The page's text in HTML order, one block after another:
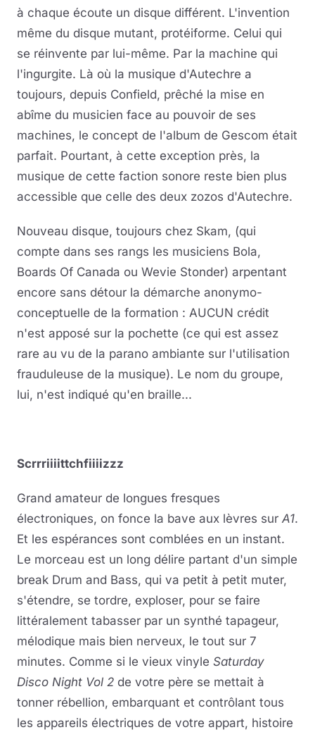
à chaque écoute un disque différent. L'invention
même du disque mutant, protéiforme. Celui qui
se réinvente par lui-même. Par la machine qui
l'ingurgite. Là où la musique d'Autechre a
toujours, depuis Confield, prêché la mise en
abîme du musicien face au pouvoir de ses
machines, le concept de l'album de Gescom était
parfait. Pourtant, à cette exception près, la
musique de cette faction sonore reste bien plus
accessible que celle des deux zozos d'Autechre.
Nouveau disque, toujours chez Skam, (qui
compte dans ses rangs les musiciens Bola,
Boards Of Canada ou Wevie Stonder) arpentant
encore sans détour la démarche anonymo-
conceptuelle de la formation : AUCUN crédit
n'est apposé sur la pochette (ce qui est assez
rare au vu de la parano ambiante sur l'utilisation
frauduleuse de la musique). Le nom du groupe,
lui, n'est indiqué qu'en braille...
Scrrriiiittchfiiiizzz
Grand amateur de longues fresques
électroniques, on fonce la bave aux lèvres sur A1.
Et les espérances sont comblées en un instant.
Le morceau est un long délire partant d'un simple
break Drum and Bass, qui va petit à petit muter,
s'étendre, se tordre, exploser, pour se faire
littéralement tabasser par un synthé tapageur,
mélodique mais bien nerveux, le tout sur 7
minutes. Comme si le vieux vinyle Saturday
Disco Night Vol 2 de votre père se mettait à
tonner rébellion, embarquant et contrôlant tous
les appareils électriques de votre appart, histoire